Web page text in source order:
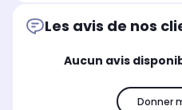
Les avis de nos
Aucun avis
Donner